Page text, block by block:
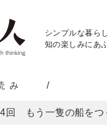
シンプルな暮ら
知の楽しみにあ
み
回 もう一隻の船を